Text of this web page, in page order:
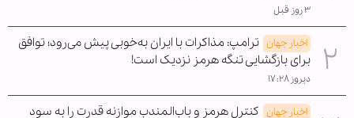
۳ روز قبل
اخبار جهان ترامپ: مذاکرات با ایران به‌خوبی پیش می‌رود؛ توافق
برای بازگشایی تنگه هرمز نزدیک است!
دیروز ۱۷:۲۸
اخبار جهان کنترل هرمز و باب‌المندب موازنه قدرت را به سود